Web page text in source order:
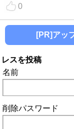
0
[PR]アッ
レスを投稿
名前
削除パスワード